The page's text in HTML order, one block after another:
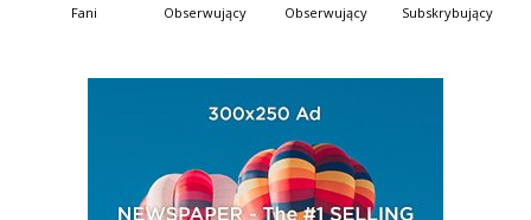
Fani Obserwujący Obserwujący Subskrybujący